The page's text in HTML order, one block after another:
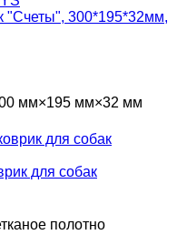
"Счеты", 300*195*32мм,
мм×195 мм×32 мм
для собак
полотно